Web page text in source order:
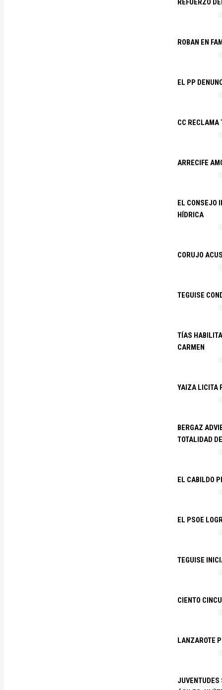
REFUERZO
ROBAN EN
EL PP
CC RECLAMA
ARRECIFE
EL CONSEJO
HÍDRICA
CORUJO
TEGUISE
TÍAS
CARMEN
YAIZA LICITA
BERGAZ
TOTALIDAD
EL CABILDO
EL PSOE
TEGUISE
CIENTO
LANZAROTE
JUVENTUDES